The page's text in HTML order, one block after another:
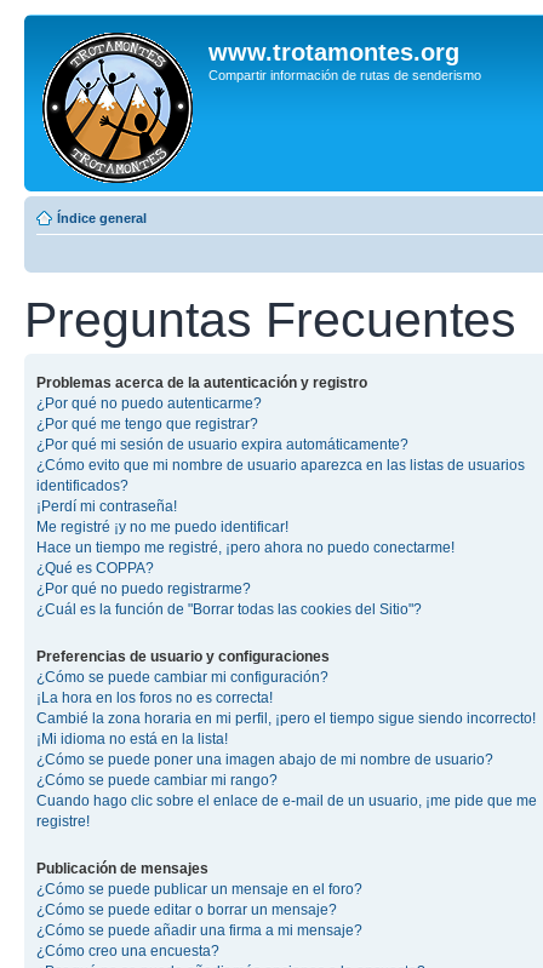
www.trotamontes.org
Compartir información de rutas de senderismo
Índice general
Preguntas Frecuentes
Problemas acerca de la autenticación y registro
¿Por qué no puedo autenticarme?
¿Por qué me tengo que registrar?
¿Por qué mi sesión de usuario expira automáticamente?
¿Cómo evito que mi nombre de usuario aparezca en las listas de usuarios
identificados?
¡Perdí mi contraseña!
Me registré ¡y no me puedo identificar!
Hace un tiempo me registré, ¡pero ahora no puedo conectarme!
¿Qué es COPPA?
¿Por qué no puedo registrarme?
¿Cuál es la función de "Borrar todas las cookies del Sitio"?
Preferencias de usuario y configuraciones
¿Cómo se puede cambiar mi configuración?
¡La hora en los foros no es correcta!
Cambié la zona horaria en mi perfil, ¡pero el tiempo sigue siendo incorrecto!
¡Mi idioma no está en la lista!
¿Cómo se puede poner una imagen abajo de mi nombre de usuario?
¿Cómo se puede cambiar mi rango?
Cuando hago clic sobre el enlace de e-mail de un usuario, ¡me pide que me
registre!
Publicación de mensajes
¿Cómo se puede publicar un mensaje en el foro?
¿Cómo se puede editar o borrar un mensaje?
¿Cómo se puede añadir una firma a mi mensaje?
¿Cómo creo una encuesta?